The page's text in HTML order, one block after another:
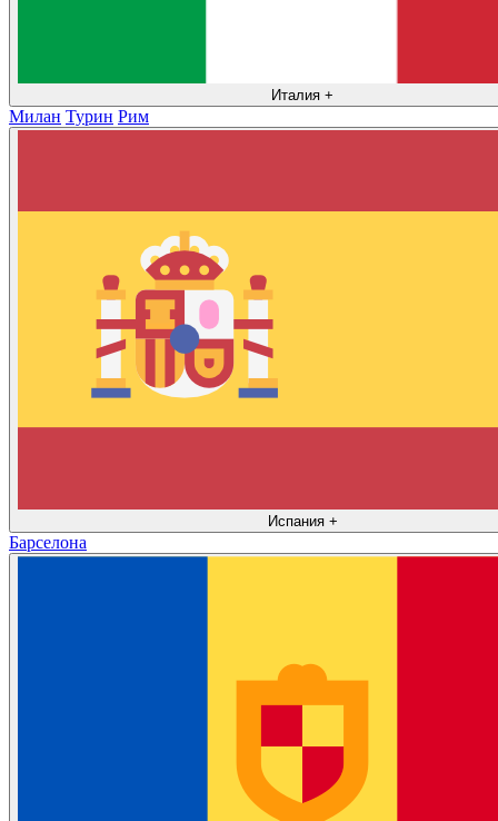
Италия +
Милан Турин Рим
Испания +
Барселона